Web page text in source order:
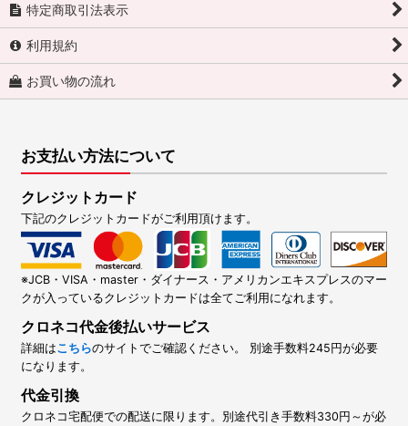
特定商取引法表示
利用規約
お買い物の流れ
お支払い方法について
クレジットカード
下記のクレジットカードがご利用頂けます。
※JCB・VISA・master・ダイナース・アメリカンエキスプレスのマー
クが入っているクレジットカードは全てご利用になれます。
クロネコ代金後払いサービス
詳細はこちらのサイトでご確認ください。 別途手数料245円が必要
になります。
代金引換
クロネコ宅配便での配送に限ります。別途代引き手数料330円～が必